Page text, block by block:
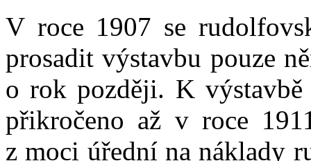
V roce 1907 se
prosadit výstavbu pouze
o rok později. K
přikročeno až v roce
z moci úřední na náklady